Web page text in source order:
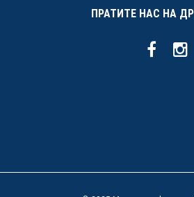
ПРАТИТЕ НАС НА